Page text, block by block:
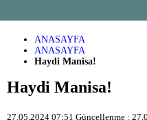
ANASAYFA
ANASAYFA
Haydi Manisa!
Haydi Manisa!
27.05.2024 07:51 Güncellenme :